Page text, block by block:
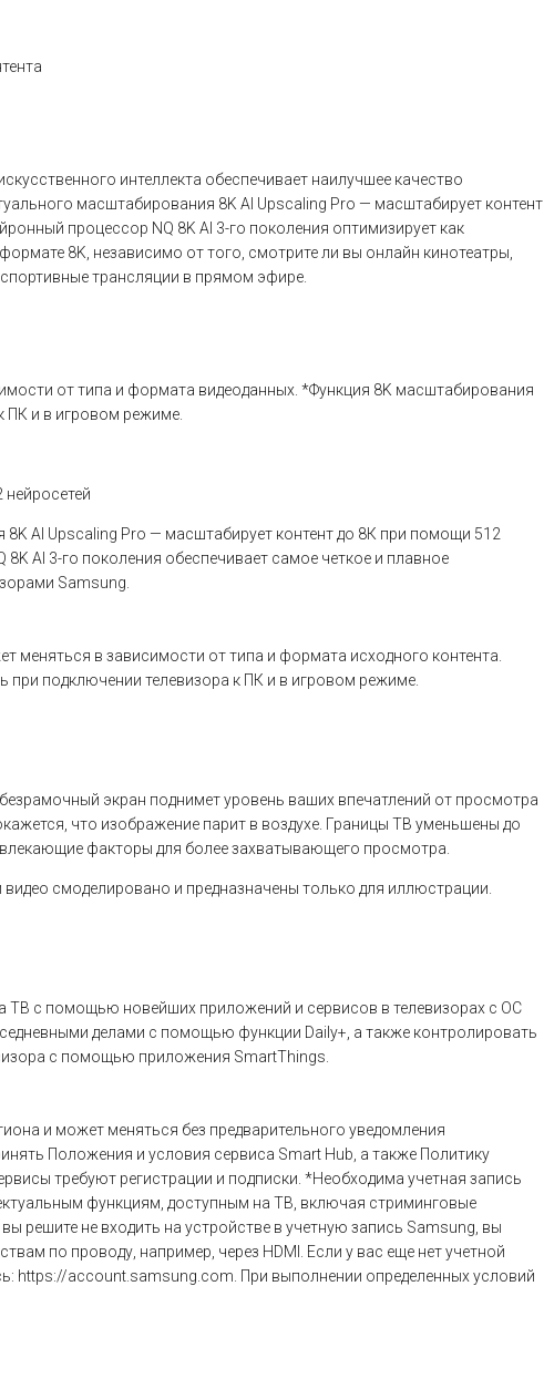
интеллекта обеспечивает наилучшее качество
масштабирования 8K AI Upscaling Pro — масштабирует контент
процессор NQ 8K AI 3-го поколения оптимизирует как
8K, независимо от того, смотрите ли вы онлайн кинотеатры,
трансляции в прямом эфире.
от типа и формата видеоданных. *Функция 8K масштабирования
ПК и в игровом режиме.
AI Upscaling Pro — масштабирует контент до 8К при помощи 512
AI 3-го поколения обеспечивает самое четкое и плавное
Samsung.
меняться в зависимости от типа и формата исходного контента.
подключении телевизора к ПК и в игровом режиме.
экран поднимет уровень ваших впечатлений от просмотра
что изображение парит в воздухе. Границы ТВ уменьшены до
факторы для более захватывающего просмотра.
смоделировано и предназначены только для иллюстрации.
ТВ с помощью новейших приложений и сервисов в телевизорах с ОС
делами с помощью функции Daily+, а также контролировать
с помощью приложения SmartThings.
и может меняться без предварительного уведомления
Положения и условия сервиса Smart Hub, а также Политику
требуют регистрации и подписки. *Необходима учетная запись
функциям, доступным на ТВ, включая стриминговые
решите не входить на устройстве в учетную запись Samsung, вы
по проводу, например, через HDMI. Если у вас еще нет учетной
https://account.samsung.com. При выполнении определенных условий